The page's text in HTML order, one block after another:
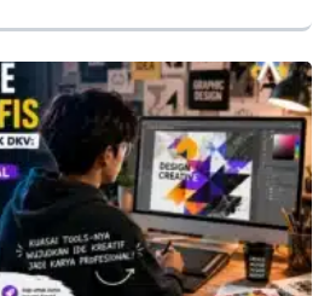
hingga meeting produksi, singkatan
lebih singkat, efisien, dan
divisi sekaligus. Kalau kamu
ini, ada baiknya memahami dulu apa
bagaimana peran ...